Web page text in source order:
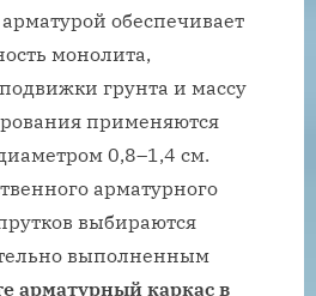
обеспечивает
монолита,
грунта и массу
применяются
0,8–1,4 см.
арматурного
выбираются
выполненным
арматурный каркас в